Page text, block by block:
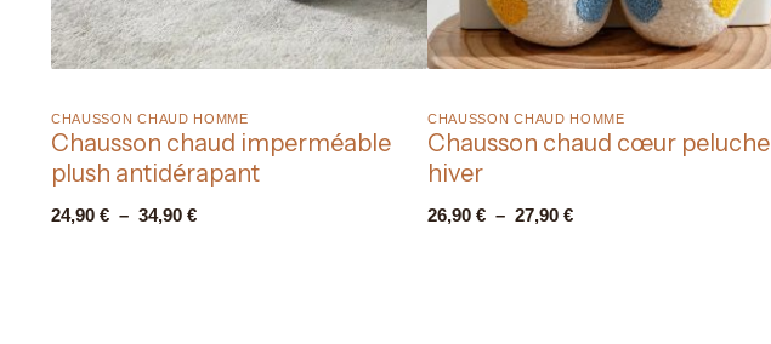
CHAUSSON CHAUD HOMME​
Chausson chaud imperméable
plush antidérapant
24,90 € – 34,90 €
CHAUSSON CHAUD HOMME​
Chausson chaud cœur peluche
hiver
26,90 € – 27,90 €